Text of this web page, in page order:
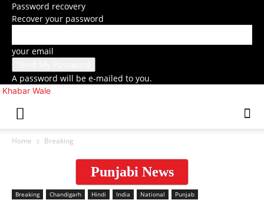
Password recovery
Recover your password
your email
A password will be e-mailed to you.
Khabar Wale
Home Breaking
Punjabi News
Breaking Chandigarh Hindi India National Punjab